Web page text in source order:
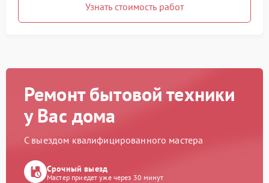
Узнать стоимость работ
Ремонт бытовой техники
у Вас дома
С выездом квалифицированного мастера
Срочный выезд
Мастер приедет уже через 30 минут